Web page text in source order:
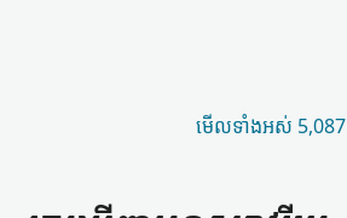
មើល​ទាំងអស់ 5,087